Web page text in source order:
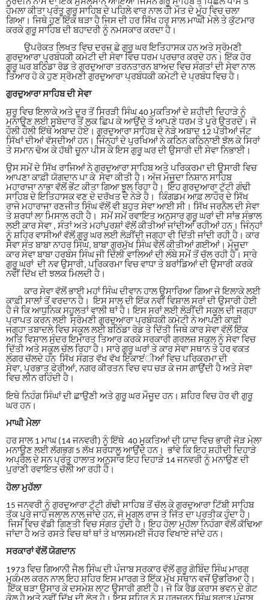
ਨੂਰਦੀਨ ਨਾਮ ਦਾ ਇੱਕ ਮੁਸਲਮਾਨ ਆਇਆ ਜਿਸਨੇ ਗਰੂ ਸਾਹਿਬ ਤੇ ਪਿਛਲੇ ਪਾਸੇ ਤੋਂ
ਹਮਲਾ ਕੀਤਾ ਪ੍ਰੰਤੂ ਗੁਰੂ ਸਾਹਿਬ ਦੇ ਪਹਿਲੇ ਵਾਰ ਨਾਲ ਹੀ ਮੌਤ ਦੇ ਮੂੰਹ ਵਿਚ ਚਲਾ
ਗਿਆ। ਜਿਥੇ ਹੁਣ ਇੱਕ ਥੜਾ ਹੈ ਜਿਸ ਦੀ ਹਰ ਸਿੱਖ ਹਰ ਸਾਲ ਮਾਘੀ ਮੇਲੇ ਤੇ ਕੁੱਟਮਾਰ
ਕਰਕੇ ਗੁਰੂ ਸਾਹਿਬ ਦੀ ਬਹਾਦਰੀ ਨੂੰ ਨਮਸਕਾਰ ਕਰਦਾ ਹੈ।
ਉਪਰੋਕਤ ਲਿਖਤ ਵਿਚ ਦਰਜ਼ ਛੇ ਗੁਰੂ ਘਰ ਇਤਿਹਾਸਕ ਹਨ ਅਤੇ ਸ੍ਰੋਮਣੀ
ਗੁਰਦੁਆਰਾ ਪ੍ਰਬੰਧਕੀ ਕਮੇਟੀ ਦੀ ਸੇਵਾ ਵਿਚ ਧਰਮ ਪ੍ਰਚਾਰ ਕਰਦੇ ਹਨ। ਇੱਕ ਹੋਰ
ਗੁਰੂ ਘਰ ਬਠਿੰਡਾ ਰੋਡ ਤੇ ਗੁਰਦੁਆਰਾ ਤਰਨਤਾਰਨ ਬਾਅਦ ਵਿਚ ਸੰਗਤਾਂ ਦੀ ਸੇਵਾ ਨਾਲ
ਤਿਆਰ ਹੋ ਕੇ ਹੁਣ ਸ੍ਰੋਮਣੀ ਗੁਰਦੁਆਰਾ ਪ੍ਰਬੰਧਕੀ ਕਮੇਟੀ ਦੇ ਪ੍ਰਬੰਧ ਵਿਚ ਹੈ।
ਗੁਰਦੁਆਰਾ ਸਾਹਿਬ ਦੀ ਸੇਵਾ
ਸ਼ੁਰੂ ਵਿਚ ਇਲਾਕੇ ਅਤੇ ਦੂਰ ਤੋਂ ਸਿਰੜੀ ਸਿੰਘ 40 ਮੁਕਤਿਆਂ ਦੇ ਸ਼ਹੀਦੀ ਦਿਹਾੜੇ ਨੂੰ
ਮਨਾਉਣ ਲਈ ਸੂਬੇਦਾਰ ਤੋਂ ਲੁਕ ਛਿਪ ਕੇ ਆਉਂਦੇ ਤੇ ਆਪਣੇ ਧਰਮ ਤੇ ਪੂਰੇ ਉਤਰਦੇ । ਜੋ
ਹੌਲੀ ਹੌਲੀ ਇੱਥੇ ਅਬਾਦ ਹੋਏ। ਗੁਰਦੁਆਰਾ ਸਾਹਿਬ ਦੇ ਨੇੜੇ ਅਬਾਦ 12 ਪੱਤੀਆਂ ਜੱਟ
ਸਿੱਖਾਂ ਦੀਆਂ ਵੱਸਦੀਆਂ ਹਨ। ਜਿੰਨ੍ਹਾਂ ਦੇ ਪੁਰਖਿਆਂ ਨੇ ਕਠਿਨ ਕਠਿਨਾਈ ਝੱਲ ਕੇ ਸਿਰਾਂ
ਤੇ ਸਮਾਨ ਢੋਅ ਕੇ ਹੱਥੀ ਚੂਨਾ ਪੀਸ ਕੇ ਇਸ ਗੁਰੂ ਘਰ ਦੀ ਉਸਾਰੀ ਦੀ ਸੇਵਾ ਨਿਭਾਈ।
ਉਸ ਸਮੇਂ ਦੇ ਸਿੱਖ ਰਾਜਿਆਂ ਨੇ ਗੁਰਦੁਆਰਾ ਸਾਹਿਬ ਅਤੇ ਪਰਿਕਰਮਾ ਦੀ ਉਸਾਰੀ ਵਿਚ
ਆਪਣਾ ਕਾਫ਼ੀ ਯੋਗਦਾਨ ਪਾ ਕੇ ਸੇਵਾ ਕੀਤੀ ਹੈ। ਅੱਜ ਮੌਜੂਦਾ ਨਿਸ਼ਾਨ ਸਾਹਿਬ
ਮਹਾਰਾਜਾ ਨਾਭਾ ਵੱਲੋਂ ਭੇਂਟ ਕੀਤਾ ਗਿਆ ਝੂਲ ਰਿਹਾ ਹੈ।
ਇਹ ਗੁਰਦੁਆਰਾ ਟੁੱਟੀ ਗੰਢੀ
ਸਾਹਿਬ ਦੇ ਇਤਿਹਾਸਕ ਵਣ ਦੇ ਦਰੱਖਤ ਦੇ ਨੇੜੇ ਹੈ।
ਕਿੰਗਡਮ ਆਫ਼ ਲਾਹੌਰ ਦੇ ਸਿੱਖ
ਰਾਜੇ ਮਹਾਰਾਜਾ ਰਣਜੀਤ ਸਿੰਘ ਵੱਲੋਂ ਵੀ ਬਹੁਤ ਸੇਵਾ ਆਈ ਸੀ । ਸਿੱਖ ਜਰਨੈਲ ਦੀ ਸੇਵਾ
ਤੇ ਸ਼ਰਧਾਂ ਲਾ ਮਿਸਾਲ ਰਹੀ ਹੈ।
ਸਮੇਂ ਸਮੇਂ ਰਵਾਇਤ ਅਨੁਸਾਰ ਗੁਰੂ ਘਰਾਂ ਦੀ ਸਾਂਭ ਸੰਭਾਲ
ਲਈ ਕਾਰ ਸੇਵਾ, ਸੰਤਾਂ ਅਤੇ ਮਹਾਂਪੁਰਸ਼ਾਂ ਵੱਲੋਂ ਕੀਤੀਆਂ ਜਾਂਦੀਆਂ ਰਹੀਆਂ ਹਨ। ਜਿੰਨ੍ਹਾਂ
ਨੂੰ ਸ਼ਹਿਰ ਵਾਸੀਆਂ ਵੱਲੋਂ ਗੁਰੂ ਘਰ ਲਈ ਲੋੜੀਂਦੀ ਜਗ੍ਹਾ ਵੀ ਦਿੱਤੀ ਜਾਂਦੀ ਰਹੀ ਹੈ। ਕਾਰ
ਸੇਵਾ ਸੰਤ ਬਾਬਾ ਨਾਹਰ ਸਿੰਘ, ਬਾਬਾ ਗੁਰਮੁੱਖ ਸਿੰਘ ਵੱਲੋਂ ਕੀਤੀਆਂ ਗਈਆਂ। ਮੌਜੂਦਾ
ਕਾਰ ਸੇਵਾ ਬਾਬਾ ਹਰਬੰਸ ਸਿੰਘ ਜੀ ਦਿੱਲੀ ਵਾਲਿਆਂ ਦੀ ਲੰਬੇ ਸਮੇਂ ਤੋਂ ਚੱਲ ਰਹੀ ਹੈ। ਸਾਰੇ
ਗੁਰੂ ਘਰਾਂ ਦੀ ਨਵ ਉਸਾਰੀ, ਪਰਿਕਰਮਾ ਵਿਚ ਵਾਧਾ ਤੇ ਬਰਾਂਡਿਆਂ ਦੀ ਉਸਾਰੀ ਕਰਕੇ
ਨਵੀਂ ਦਿੱਖ ਦੀ ਝਲਕ ਮਿਲਦੀ ਹੈ।
ਕਾਰ ਸੇਵਾ ਵੱਲੋਂ ਭਾਈ ਮਹਾਂ ਸਿੰਘ ਦੀਵਾਨ ਹਾਲ ਉਸਾਰਿਆ ਗਿਆ ਜੋ ਇਲਾਕੇ ਲਈ
ਕਾਫ਼ੀ ਸਾਲਾਂ ਤੋਂ ਵਰਦਾਨ ਹੈ।
ਇਸ ਸਾਲ ਦੀ ਇੱਕ ਨਵੀਂ ਵਿਸ਼ਾਲ ਸਰਾਂ ਦੀ ਉਸਾਰੀ ਹੋਈ
ਹੈ ਜੋ ਕਿ ਆਧੁਨਿਕ ਸਹੂਲਤਾਂ ਵਾਲੀ ਥਾਂ ਹੈ। ਇਸ ਸਰਾਂ ਲਈ ਲੋੜੀਂਦੀ ਸਕੂਲ ਦੀ ਜਗ੍ਹਾ
ਪ੍ਰਾਪਤ ਕਰਨ ਲਈ ਸ੍ਰੋਮਣੀ ਗੁਰਦੁਆਰਾ ਪ੍ਰਬੰਧਕੀ ਕਮੇਟੀ ਨੇ ਆਪਣੀ ਕਾਫ਼ੀ
ਜਗ੍ਹਾ ਤਬਾਦਲੇ ਵਿਚ ਸਕੂਲ ਲਈ ਬਠਿੰਡਾ ਰੋਡ ਤੇ ਦਿੱਤੀ ਜਿਥੇ ਕਾਰ ਸੇਵਾ ਵੱਲੋਂ ਇੱਕ
ਅਤਿ ਵਿਸ਼ਾਲ ਸੁੰਦਰ ਇਮਾਰਤ ਤਿਆਰ ਕਰਕੇ ਸਰਕਾਰੀ ਗਰਲਜ਼ ਸਕੁਲ ਨੂੰ ਸੇਵਾ ਵਿਚ
ਦਿੱਤੀ ਅਤੇ ਸਕੂਲ ਚੱਲ ਰਿਹਾ ਹੈ। ਸਾਰੇ ਗੁਰੂ ਘਰਾਂ ਤੇ ਕਾਰ ਸੇਵਾ ਸਥਾਨ ਤੇ ਹਰ ਵਕਤ
ਲੰਗਰ ਚੱਲਦੇ ਹਨ ਸਿੱਖ ਸੰਗਤ ਵੱਖ ਵੱਖ ਇਕਾੲਂੀਆਂ ਵਿਚ ਪਰਿਕਰਮਾ ਦੀ
ਸੇਵਾ, ਪ੍ਰਭਾਤ ਫੇਰੀਆਂ, ਨਗਰ ਕੀਰਤਨ ਵਿਚ ਵਧ ਚੜ ਕੇ ਜਸ ਗਾਉਂਦੀ ਹੈ ਅਤੇ ਸੇਵਾ
ਵਿਚ ਲੀਨ ਰਹਿੰਦੀ ਹੈ।
ਇਥੇ ਨਿਹੰਗ ਸਿੰਘਾਂ ਦੀ ਛਾਉਣੀ ਅਤੇ ਗੁਰੂ ਘਰ ਮੌਜੂਦ ਹਨ। ਸ਼ਹਿਰ ਵਿਚ ਹੋਰ ਵੀ ਗੁਰੂ
ਘਰ ਹਨ।
ਮਾਘੀ ਮੇਲਾ
ਹਰ ਸਾਲ 1 ਮਾਘ (14 ਜਨਵਰੀ) ਨੂੰ ਇੱਥੇ 40 ਮੁਕਤਿਆਂ ਦੀ ਯਾਦ ਵਿਚ ਭਾਰੀ ਜੋੜ ਮੇਲਾ
ਮਨਾਉਣ ਲਈ ਲੱਗਭਗ 5 ਲੱਖ ਸ਼ਰਧਾਲੂ ਆਉਂਦੇ ਹਨ।
ਭਾਂਵੇ ਕਿ ਇਹ ਸ਼ਹੀਦੀ ਦਿਹਾੜੇ
ਅਪ੍ਰੈਲ ਦੇ ਸਨ ਪ੍ਰੰਤੂ ਹਾਲਾਤ ਅਨੁਸਾਰ ਇਹ ਦਿਹਾੜੇ 14 ਜਨਵਰੀ ਨੂੰ ਮਨਾਉਣ ਦੀ
ਪੁਰਾਣੀ ਰਵਾਇਤ ਚੱਲੀ ਆ ਰਹੀ ਹੈ।
ਹੋਲਾ ਮੁਹੱਲਾ
15 ਜਨਵਰੀ ਨੂੰ ਗੁਰਦੁਆਰਾ ਟੁੱਟੀ ਗੰਢੀ ਸਾਹਿਬ ਤੋਂ ਚੱਲ ਕੇ ਗੁਰਦੁਆਰਾ ਟਿੱਬੀ ਸਾਹਿਬ
ਤੱਕ ਪੂਰੇ ਜਾਹੋ ਜਲਾਲ ਨਾਲ ਜਾਂਦੇ ਹਨ, ਜੋ ਮੁਗਲ ਰਾਜ ਤੇ ਜਿੱਤ ਦਾ ਪ੍ਰਤੀਕ ਹੁੰਦਾ ਹੈ।
ਜਿਸ ਵਿਚ ਵੱਡੀ ਗਿਣਤੀ ਵਿਚ ਸੰਗਤ ਹੁੰਦੀ ਹੈ। ਇਹ ਹੋਲਾ ਮੁਹੱਲਾ ਨਿਹੰਗਾ ਵੱਲੋਂ ਕੱਢਿਆ
ਜਾਂਦਾ ਹੈ ਅਤੇ ਰਸਤੇ ਵਿਚ ਥਾਂ ਥਾਂ ਤੇ ਖਾਲਸਮਈ ਜੌਹਰ ਵਿਖਾਏ ਜਾਂਦੇ ਹਨ।
ਸਰਕਾਰਾਂ ਵੱਲੋਂ ਯੋਗਦਾਨ
1973 ਵਿਚ ਗਿਆਨੀ ਜੈਲ ਸਿੰਘ ਦੀ ਪੰਜਾਬ ਸਰਕਾਰ ਵੱਲੋਂ ਗੁਰੂ ਗੋਬਿੰਦ ਸਿੰਘ ਮਾਰਗ
ਮੁਕੰਮਲ ਕਰਨ ਨਾਲ ਇਹ ਸ਼ਹਿਰ ਇਸ ਮਾਰਗ ਤੇ ਇੱਕ ਮੁੱਖ ਸਥਾਨ ਵਜੋਂ ਉਭਰਿਆ ਹੈ।
ਇੱਕ ਥੜਾ ਉਸਾਰ ਕੇ ਦਸਮੇਸ਼ ਲਾਟ ਉਸਾਰੀ ਗਈ ਹੈ। ਜੋ ਕਿ ਰੈਡ ਕਰਾਸ ਭਵਨ ਦੇ ਗੇਟ